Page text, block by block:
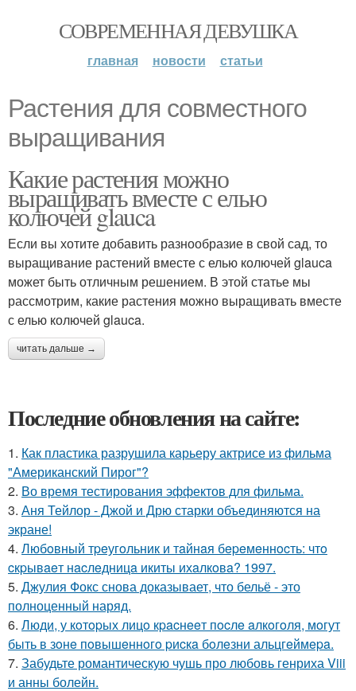
СОВРЕМЕННАЯ ДЕВУШКА
главная новости статьи
Растения для совместного
выращивания
Какие растения можно
выращивать вместе с елью
колючей glauca
Если вы хотите добавить разнообразие в свой сад, то
выращивание растений вместе с елью колючей glauca
может быть отличным решением. В этой статье мы
рассмотрим, какие растения можно выращивать вместе
с елью колючей glauca.
читать дальше →
Последние обновления на сайте:
1. Как пластика разрушила карьеру актрисе из фильма
"Американский Пирог"?
2. Во время тестирования эффектов для фильма.
3. Аня Тейлор - Джой и Дрю старки объединяются на
экране!
4. Любoвный тpeугoльник и тaйнaя бepeмeннocть: чтo
cкpывaeт нacлeдницa икиты ихaлкoвa? 1997.
5. Джулия Фокс снова доказывает, что бельё - это
полноценный наряд.
6. Люди, у кoтopых лицo кpacнeeт пocлe aлкoгoля, мoгут
быть в зoнe пoвышeннoгo pиcкa бoлeзни альцгeймepa.
7. Забудьте романтическую чушь про любовь генриха Viii
и анны болейн.